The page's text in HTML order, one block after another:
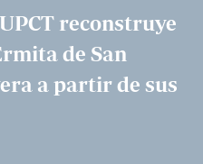
reconstruye
de San
a partir de sus